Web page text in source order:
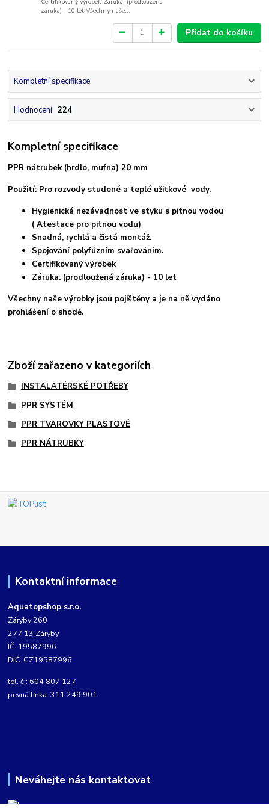
záruka) - 10 let Všechny naše...
Přidat do košíku
Kompletní specifikace
Hodnocení 224
Kompletní specifikace
PPR nátrubek (hrdlo, mufna) 20 mm
Použití: Pro rozvody studené a teplé užitkové vody.
Hygienická nezávadnost ve styku s pitnou vodou
( Atestace pro pitnou vodu)
Snadná, rychlá a čistá montáž.
Spojování polyfúzním svařováním.
Certifikovaný výrobek
Záruka: (prodloužená záruka) - 10 let
Všechny naše výrobky jsou pojištěny a je na ně vydáno
prohlášení o shodě.
Zboží zařazeno v kategoriích
INSTALATÉRSKÉ POTŘEBY
PPR SYSTÉM
PPR TVAROVKY PLASTOVÉ
PPR NÁTRUBKY
Kontaktní informace
Aquatopshop s.r.o.
Záryby 260
277 13 Záryby
IČ: 19587996
DIČ: CZ19587996
tel. č.: 604 807 127
pevná linka: 311 249 901
Neváhejte nás kontaktovat